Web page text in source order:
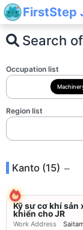
FirstStep
Search
Occupation list
Region list
Kanto (15)
Kỹ sư cơ khí sản
khiển cho JR
Work Address